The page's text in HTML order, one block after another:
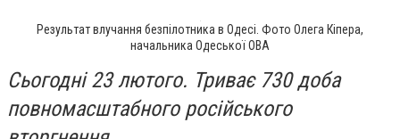
Результат влучання безпілотника в Одесі. Фото Олега Кіпера,
начальника Одеської ОВА
Сьогодні 23 лютого. Триває 730 доба
повномасштабного російського